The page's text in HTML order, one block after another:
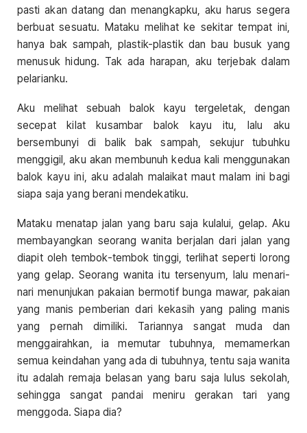
pasti akan datang dan menangkapku, aku harus segera
berbuat sesuatu. Mataku melihat ke sekitar tempat ini,
hanya bak sampah, plastik-plastik dan bau busuk yang
menusuk hidung. Tak ada harapan, aku terjebak dalam
pelarianku.
Aku melihat sebuah balok kayu tergeletak, dengan
secepat kilat kusambar balok kayu itu, lalu aku
bersembunyi di balik bak sampah, sekujur tubuhku
menggigil, aku akan membunuh kedua kali menggunakan
balok kayu ini, aku adalah malaikat maut malam ini bagi
siapa saja yang berani mendekatiku.
Mataku menatap jalan yang baru saja kulalui, gelap. Aku
membayangkan seorang wanita berjalan dari jalan yang
diapit oleh tembok-tembok tinggi, terlihat seperti lorong
yang gelap. Seorang wanita itu tersenyum, lalu menari-
nari menunjukan pakaian bermotif bunga mawar, pakaian
yang manis pemberian dari kekasih yang paling manis
yang pernah dimiliki. Tariannya sangat muda dan
menggairahkan, ia memutar tubuhnya, memamerkan
semua keindahan yang ada di tubuhnya, tentu saja wanita
itu adalah remaja belasan yang baru saja lulus sekolah,
sehingga sangat pandai meniru gerakan tari yang
menggoda. Siapa dia?